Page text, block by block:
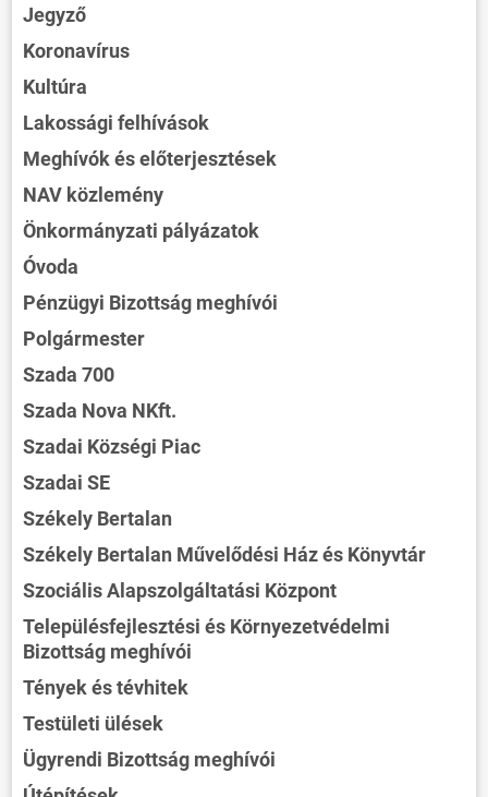
Jegyző
Koronavírus
Kultúra
Lakossági felhívások
Meghívók és előterjesztések
NAV közlemény
Önkormányzati pályázatok
Óvoda
Pénzügyi Bizottság meghívói
Polgármester
Szada 700
Szada Nova NKft.
Szadai Községi Piac
Szadai SE
Székely Bertalan
Székely Bertalan Művelődési Ház és Könyvtár
Szociális Alapszolgáltatási Központ
Településfejlesztési és Környezetvédelmi
Bizottság meghívói
Tények és tévhitek
Testületi ülések
Ügyrendi Bizottság meghívói